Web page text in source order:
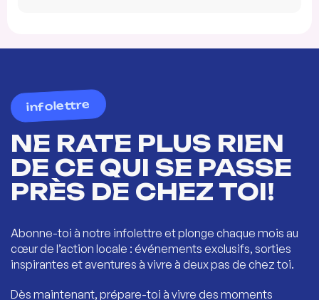
infolettre
NE RATE PLUS RIEN
DE CE QUI SE PASSE
PRÈS DE CHEZ TOI!
Abonne-toi à notre infolettre et plonge chaque mois au
cœur de l’action locale : événements exclusifs, sorties
inspirantes et aventures à vivre à deux pas de chez toi.
Dès maintenant, prépare-toi à vivre des moments